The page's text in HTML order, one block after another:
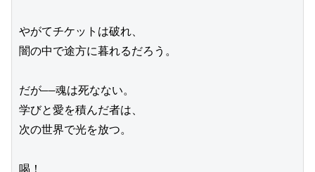
やがてチケットは破れ、
闇の中で途方に暮れるだろう。
だが――魂は死なない。
学びと愛を積んだ者は、
次の世界で光を放つ。
喝！